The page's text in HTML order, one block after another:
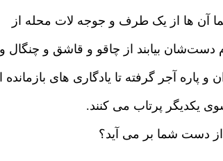
آن ها از یک طرف و جوجه لات محله از
بیابند از چاقو و قاشق و چنگال و
پاره آجر گرفته تا یادگاری های بازمانده
یکدیگر پرتاب می کنند.
از دست شما بر می آید؟